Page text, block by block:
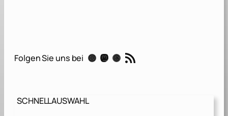
’
a
Folgen Sie uns bei Instagram Mastodon Threads RSS-Feed
SCHNELLAUSWAHL